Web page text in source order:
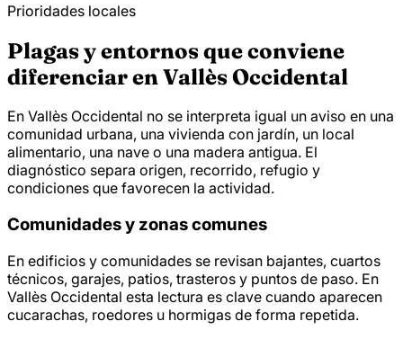
Prioridades locales
Plagas y entornos que conviene
diferenciar en Vallès Occidental
En Vallès Occidental no se interpreta igual un aviso en una
comunidad urbana, una vivienda con jardín, un local
alimentario, una nave o una madera antigua. El
diagnóstico separa origen, recorrido, refugio y
condiciones que favorecen la actividad.
Comunidades y zonas comunes
En edificios y comunidades se revisan bajantes, cuartos
técnicos, garajes, patios, trasteros y puntos de paso. En
Vallès Occidental esta lectura es clave cuando aparecen
cucarachas, roedores u hormigas de forma repetida.